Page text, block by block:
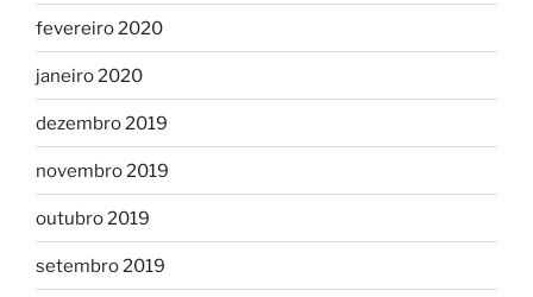
fevereiro 2020
janeiro 2020
dezembro 2019
novembro 2019
outubro 2019
setembro 2019